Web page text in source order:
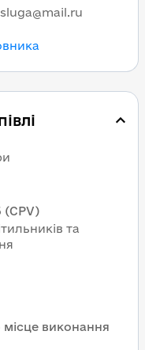
(CPV)
та
місце виконання